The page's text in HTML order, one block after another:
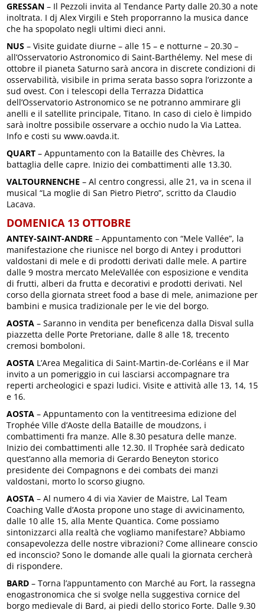
GRESSAN – Il Pezzoli invita al Tendance Party dalle 20.30 a note
inoltrata. I dj Alex Virgili e Steh proporranno la musica dance
che ha spopolato negli ultimi dieci anni.
NUS – Visite guidate diurne – alle 15 – e notturne – 20.30 –
all’Osservatorio Astronomico di Saint-Barthélemy. Nel mese di
ottobre il pianeta Saturno sarà ancora in discrete condizioni di
osservabilità, visibile in prima serata basso sopra l’orizzonte a
sud ovest. Con i telescopi della Terrazza Didattica
dell’Osservatorio Astronomico se ne potranno ammirare gli
anelli e il satellite principale, Titano. In caso di cielo è limpido
sarà inoltre possibile osservare a occhio nudo la Via Lattea.
Info e costi su www.oavda.it.
QUART – Appuntamento con la Bataille des Chèvres, la
battaglia delle capre. Inizio dei combattimenti alle 13.30.
VALTOURNENCHE – Al centro congressi, alle 21, va in scena il
musical “La moglie di San Pietro Pietro”, scritto da Claudio
Lacava.
DOMENICA 13 OTTOBRE
ANTEY-SAINT-ANDRE – Appuntamento con “Mele Vallée”, la
manifestazione che riunisce nel borgo di Antey i produttori
valdostani di mele e di prodotti derivati dalle mele. A partire
dalle 9 mostra mercato MeleVallée con esposizione e vendita
di frutti, alberi da frutta e decorativi e prodotti derivati. Nel
corso della giornata street food a base di mele, animazione per
bambini e musica tradizionale per le vie del borgo.
AOSTA – Saranno in vendita per beneficenza dalla Disval sulla
piazzetta delle Porte Pretoriane, dalle 8 alle 18, trecento
cremosi bomboloni.
AOSTA L’Area Megalitica di Saint-Martin-de-Corléans e il Mar
invito a un pomeriggio in cui lasciarsi accompagnare tra
reperti archeologici e spazi ludici. Visite e attività alle 13, 14, 15
e 16.
AOSTA – Appuntamento con la ventitreesima edizione del
Trophée Ville d’Aoste della Bataille de moudzons, i
combattimenti fra manze. Alle 8.30 pesatura delle manze.
Inizio dei combattimenti alle 12.30. Il Trophée sarà dedicato
quest’anno alla memoria di Gerardo Beneyton storico
presidente dei Compagnons e dei combats dei manzi
valdostani, morto lo scorso giugno.
AOSTA – Al numero 4 di via Xavier de Maistre, Lal Team
Coaching Valle d’Aosta propone uno stage di avvicinamento,
dalle 10 alle 15, alla Mente Quantica. Come possiamo
sintonizzarci alla realtà che vogliamo manifestare? Abbiamo
consapevolezza delle nostre vibrazioni? Come allineare conscio
ed inconscio? Sono le domande alle quali la giornata cercherà
di rispondere.
BARD – Torna l’appuntamento con Marché au Fort, la rassegna
enogastronomica che si svolge nella suggestiva cornice del
borgo medievale di Bard, ai piedi dello storico Forte. Dalle 9.30